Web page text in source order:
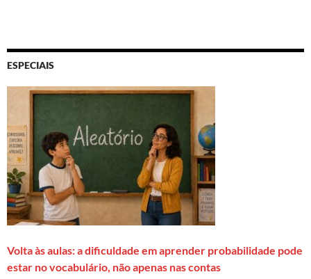
ESPECIAIS
Volta às aulas: a dificuldade em aprender probabilidade pode
estar no vocabulário, não apenas nas contas